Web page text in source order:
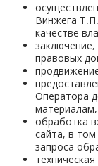
Винжега
качестве
правовых
Оператора
обработка
сайта, в
запроса